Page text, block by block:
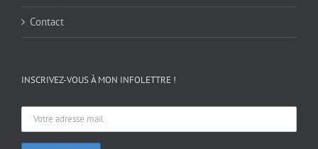
Contact
INSCRIVEZ-VOUS À MON INFOLETTRE !